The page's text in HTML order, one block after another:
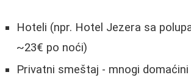
Hoteli (npr. Hotel Jezera sa
~23€ po noći)
Privatni smeštaj - mnogi